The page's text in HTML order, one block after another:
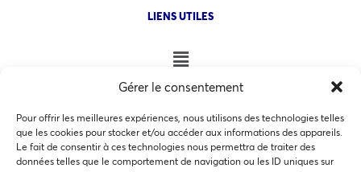
Gérer le consentement
Pour offrir les meilleures expériences, nous utilisons des technologies telles
que les cookies pour stocker et/ou accéder aux informations des appareils.
Le fait de consentir à ces technologies nous permettra de traiter des
données telles que le comportement de navigation ou les ID uniques sur
LIENS UTILES
NOS AUTRES SITES